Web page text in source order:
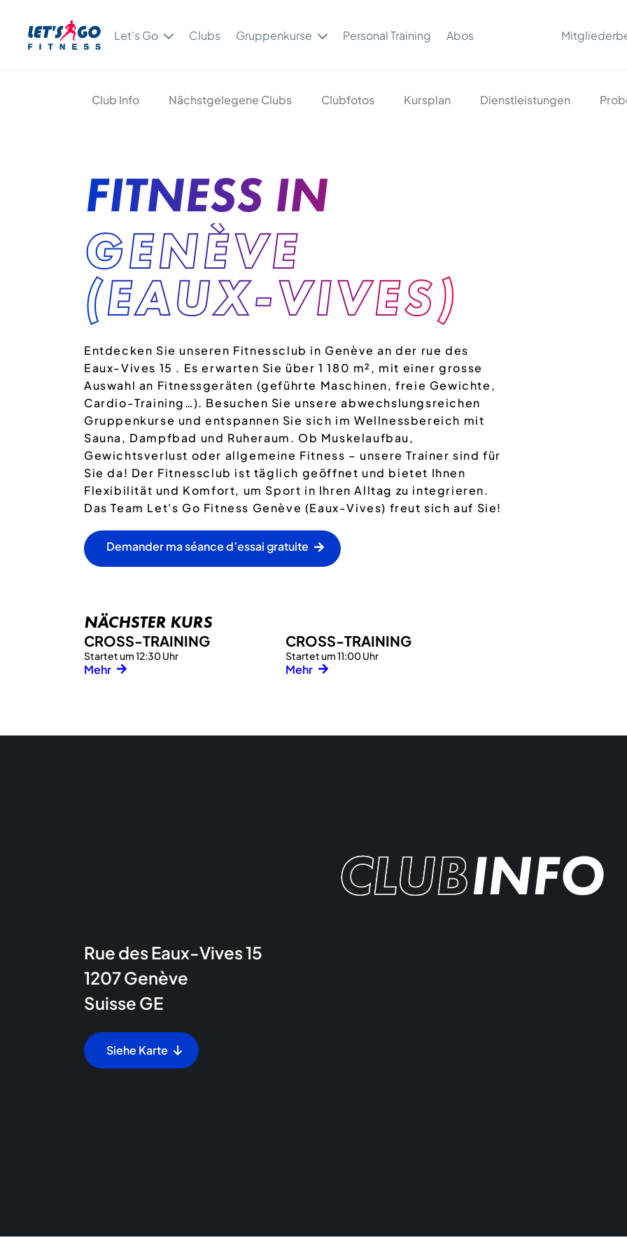
Let's Go Clubs Gruppenkurse Personal Training Abos
Club Info Nächstgelegene Clubs Clubfotos Kursplan Dienstleistungen
FITNESS IN
GENÈVE
(EAUX-VIVES)
Entdecken Sie unseren Fitnessclub in Genève an der rue des
Eaux-Vives 15 . Es erwarten Sie über 1 180 m², mit einer grosse
Auswahl an Fitnessgeräten (geführte Maschinen, freie Gewichte,
Cardio-Training…). Besuchen Sie unsere abwechslungsreichen
Gruppenkurse und entspannen Sie sich im Wellnessbereich mit
Sauna, Dampfbad und Ruheraum. Ob Muskelaufbau,
Gewichtsverlust oder allgemeine Fitness – unsere Trainer sind für
Sie da! Der Fitnessclub ist täglich geöffnet und bietet Ihnen
Flexibilität und Komfort, um Sport in Ihren Alltag zu integrieren.
Das Team Let's Go Fitness Genève (Eaux-Vives) freut sich auf Sie!
Demander ma séance d’essai gratuite
NÄCHSTER KURS
CROSS-TRAINING
Startet um 12:30 Uhr
Mehr
CROSS-TRAINING
Startet um 11:00 Uhr
Mehr
CLUBINFO
Rue des Eaux-Vives 15
1207Genève
Suisse GE
Siehe Karte